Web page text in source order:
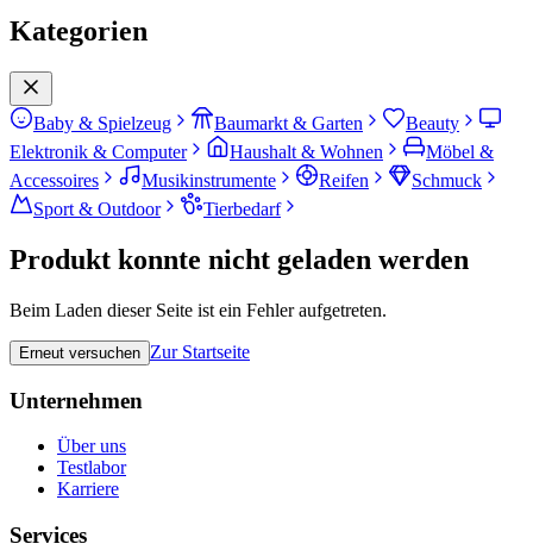
Kategorien
Baby & Spielzeug Baumarkt & Garten
Beauty
Elektronik & Computer
Haushalt & Wohnen
Möbel &
Accessoires
Musikinstrumente Reifen
Schmuck
Sport & Outdoor
Tierbedarf
Produkt konnte nicht geladen werden
Beim Laden dieser Seite ist ein Fehler aufgetreten.
Erneut versuchen Zur Startseite
Unternehmen
Über uns
Testlabor
Karriere
Services